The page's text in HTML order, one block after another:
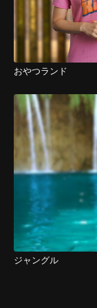
おやつランド
ジャングル